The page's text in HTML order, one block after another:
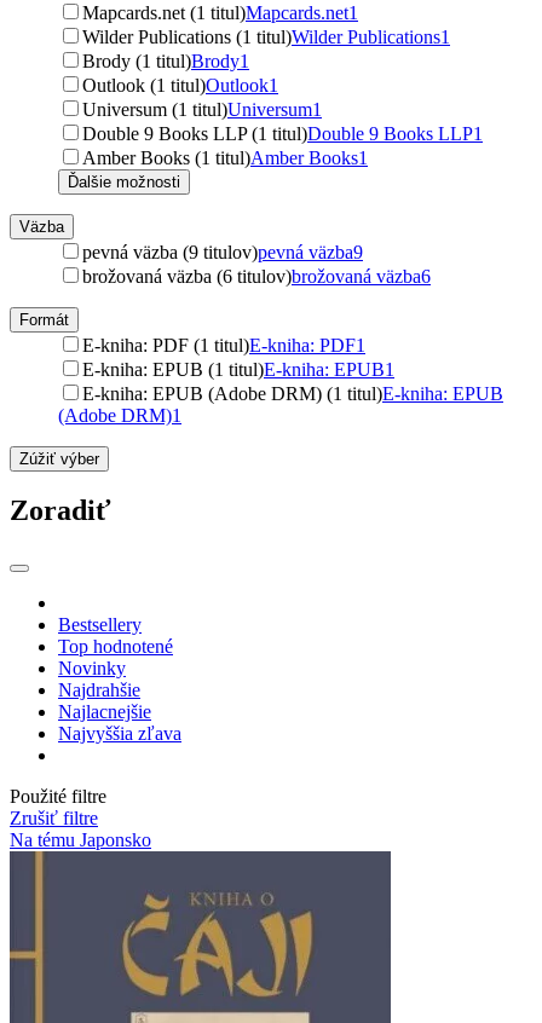
Mapcards.net (1 titul)Mapcards.net1
Wilder Publications (1 titul)Wilder Publications1
Brody (1 titul)Brody1
Outlook (1 titul)Outlook1
Universum (1 titul)Universum1
Double 9 Books LLP (1 titul)Double 9 Books LLP1
Amber Books (1 titul)Amber Books1
Ďalšie možnosti
Väzba
pevná väzba (9 titulov)pevná väzba9
brožovaná väzba (6 titulov)brožovaná väzba6
Formát
E-kniha: PDF (1 titul)E-kniha: PDF1
E-kniha: EPUB (1 titul)E-kniha: EPUB1
E-kniha: EPUB (Adobe DRM) (1 titul)E-kniha: EPUB
(Adobe DRM)1
Zúžiť výber
Zoradiť
Bestsellery
Top hodnotené
Novinky
Najdrahšie
Najlacnejšie
Najvyššia zľava
Použité filtre
Zrušiť filtre
Na tému Japonsko